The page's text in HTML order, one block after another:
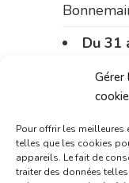
Gérer
Pour offrir les
telles que les cookies
appareils. Le fait de
traiter des données
Du 31
Fouillade)
du 4
Fabre)